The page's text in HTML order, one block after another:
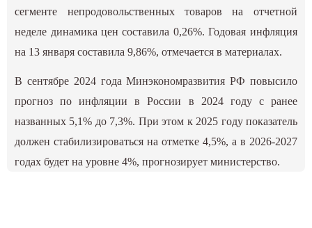
сегменте непродовольственных товаров на отчетной
неделе динамика цен составила 0,26%. Годовая инфляция
на 13 января составила 9,86%, отмечается в материалах.
В сентябре 2024 года Минэкономразвития РФ повысило
прогноз по инфляции в России в 2024 году с ранее
названных 5,1% до 7,3%. При этом к 2025 году показатель
должен стабилизироваться на отметке 4,5%, а в 2026-2027
годах будет на уровне 4%, прогнозирует министерство.